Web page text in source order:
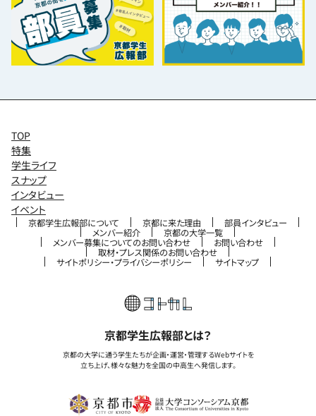
京都学生広報部とは？
京都の大学に通う学生たちが企画・運営・管理するWebサイトを
立ち上げ、様々な魅力を全国の中高生へ発信します。
TOP
特集
学生ライフ
スナップ
インタビュー
イベント
京都学生広報部について 京都に来た理由 部員インタビュー
メンバー紹介 京都の大学一覧
メンバー募集についてのお問い合わせ お問い合わせ
取材・プレス関係のお問い合わせ
サイトポリシー・プライバシーポリシー サイトマップ